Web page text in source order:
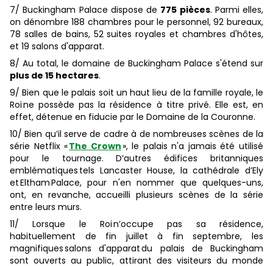
7/ Buckingham Palace dispose de 775 pièces. Parmi elles,
on dénombre 188 chambres pour le personnel, 92 bureaux,
78 salles de bains, 52 suites royales et chambres d'hôtes,
et 19 salons d'apparat.
8/ Au total, le domaine de Buckingham Palace s'étend sur
plus de 15 hectares.
9/ Bien que le palais soit un haut lieu de la famille royale, le
Roi ne possède pas la résidence à titre privé. Elle est, en
effet, détenue en fiducie par le Domaine de la Couronne.
10/ Bien qu’il serve de cadre à de nombreuses scènes de la
série Netflix «The Crown », le palais n'a jamais été utilisé
pour le tournage. D’autres édifices britanniques
emblématiques tels Lancaster House, la cathédrale d’Ely
et Eltham Palace, pour n'en nommer que quelques-uns,
ont, en revanche, accueilli plusieurs scènes de la série
entre leurs murs.
11/ Lorsque le Roi n’occupe pas sa résidence,
habituellement de fin juillet à fin septembre, les
magnifiques salons d'apparat du palais de Buckingham
sont ouverts au public, attirant des visiteurs du monde